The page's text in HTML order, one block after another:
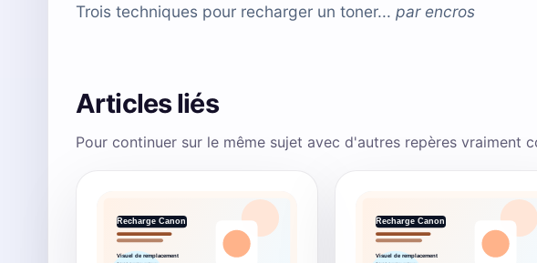
Trois techniques pour recharger un toner... parencros
Articles liés
Pour continuer sur le même sujet avec d'autres repères vraiment